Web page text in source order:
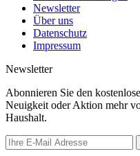
Newsletter
Über uns
Datenschutz
Impressum
Newsletter
Abonnieren Sie den
Neuigkeit oder Aktion mehr
Haushalt.